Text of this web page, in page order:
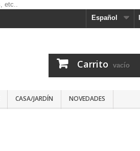
Español
Carrito vacío
CASA/JARDÍN NOVEDADES